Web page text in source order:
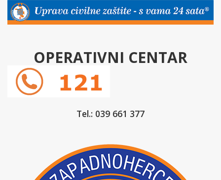
OPERATIVNI CENTAR
Tel.: 039 661 377